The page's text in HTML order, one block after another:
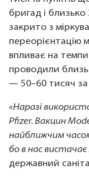
бригад і близько
закрито з
переорієнтацію
впливає на темпи
проводили
— 50–60 тисяч
«Наразі
Pfizer. Вакцин
найближчим
бо в нас
державний